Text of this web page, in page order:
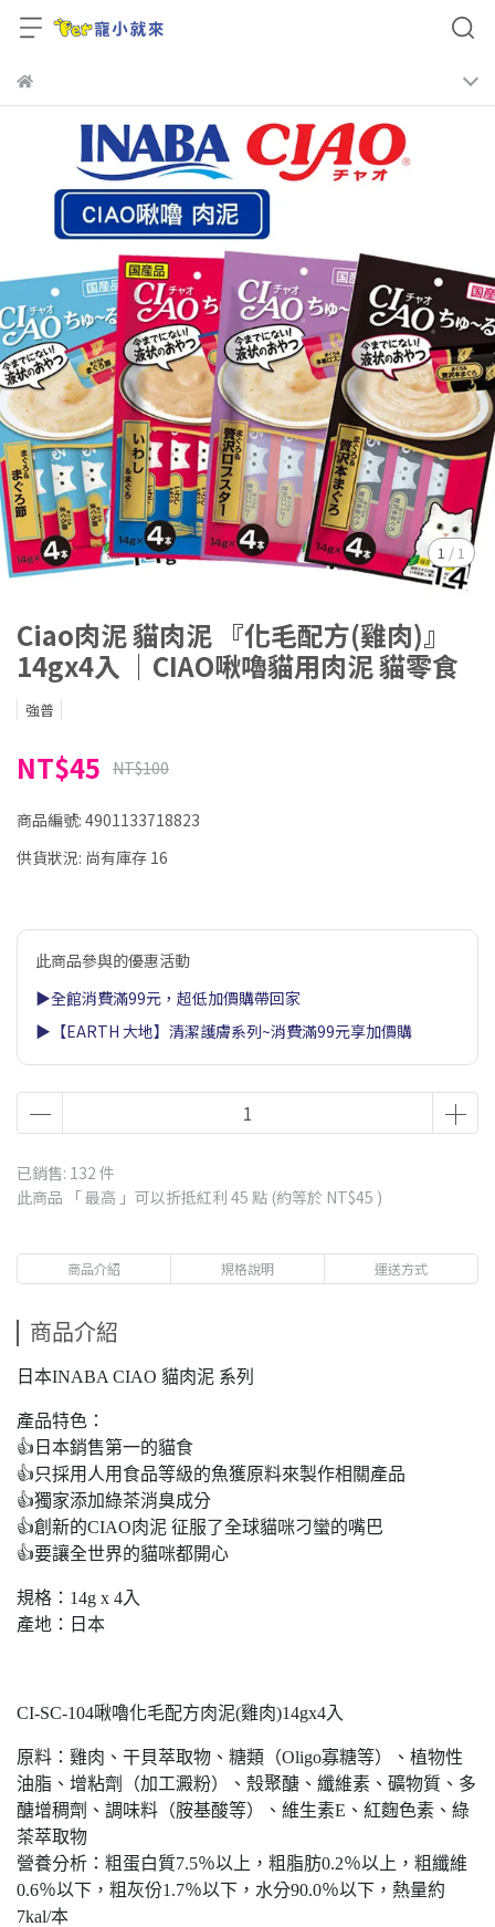
1 / 1
Ciao肉泥 貓肉泥 『化毛配方(雞肉)』
14gx4入 ｜CIAO啾嚕貓用肉泥 貓零食
強普
NT$45 NT$100
商品編號: 4901133718823
供貨狀況: 尚有庫存 16
此商品參與的優惠活動
▶全館消費滿99元，超低加價購帶回家
▶【EARTH 大地】清潔護膚系列~消費滿99元享加價購
已銷售: 132 件
此商品 「 最高 」可以折抵紅利 45 點 (約等於 NT$45 )
商品介紹 規格說明 運送方式
商品介紹
日本INABA CIAO 貓肉泥 系列
產品特色：
👍日本銷售第一的貓食
👍只採用人用食品等級的魚獲原料來製作相關產品
👍獨家添加綠茶消臭成分
👍創新的CIAO肉泥 征服了全球貓咪刁蠻的嘴巴
👍要讓全世界的貓咪都開心
規格：14g x 4入
產地：日本
CI-SC-104啾嚕化毛配方肉泥(雞肉)14gx4入
原料：雞肉、干貝萃取物、糖類（Oligo寡糖等）、植物性
油脂、增粘劑（加工澱粉）、殼聚醣、纖維素、礦物質、多
醣增稠劑、調味料（胺基酸等）、維生素E、紅麴色素、綠
茶萃取物
營養分析：粗蛋白質7.5％以上，粗脂肪0.2％以上，粗纖維
0.6％以下，粗灰份1.7％以下，水分90.0％以下，熱量約
7kal/本